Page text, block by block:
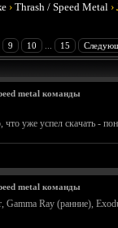
›Thrash / Speed Metal ›
9 10 15
metal команды
уже успел скачать -
metal команды
Ray (ранние),